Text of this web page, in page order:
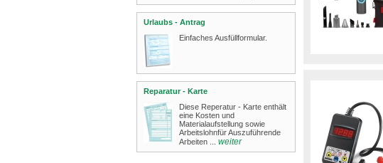
Urlaubs - Antrag
Einfaches Ausfüllformular.
Reparatur - Karte
Diese Reperatur - Karte enthält
eine Kosten und
Materialaufstellung sowie
Arbeitslohnfür Auszuführende
Arbeiten ...
weiter